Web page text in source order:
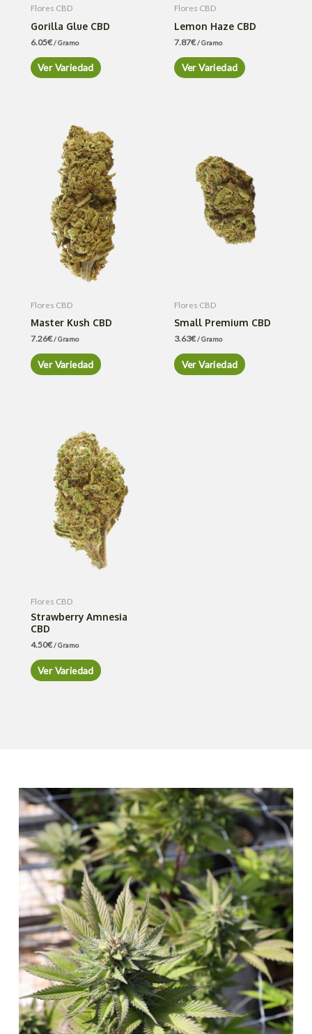
Flores CBD
Gorilla Glue CBD
6.05€/ Gramo
Ver Variedad
Flores CBD
Lemon Haze CBD
7.87€/ Gramo
Ver Variedad
Flores CBD
Master Kush CBD
7.26€/ Gramo
Ver Variedad
Flores CBD
Small Premium CBD
3.63€/ Gramo
Ver Variedad
Flores CBD
Strawberry Amnesia
CBD
4.50€/ Gramo
Ver Variedad